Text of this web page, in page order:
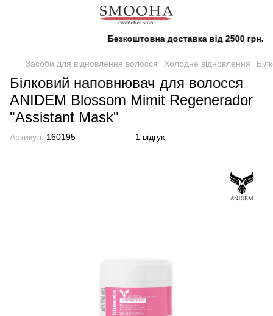
Безкоштовна доставка від 2500 грн.
Засоби для відновлення волосся Холодне відновлення
Білковий наповнювач для волосся
ANIDEM Blossom Mimit Regenerador
"Assistant Mask"
Артикул: 160195 1 відгук